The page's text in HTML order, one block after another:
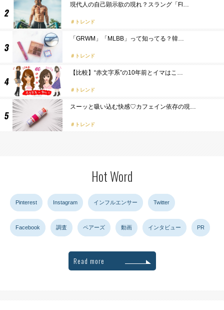
現代人の自己顕示欲の現れ？スラング「Fl…
トレンド
「GRWM」「MLBB」って知ってる？韓…
トレンド
【比較】“赤文字系”の10年前とイマはこ…
トレンド
スーッと吸い込む快感♡カフェイン依存の現…
トレンド
Hot Word
Pinterest Instagram インフルエンサー Twitter
Facebook 調査 ペアーズ 動画 インタビュー PR
Read more